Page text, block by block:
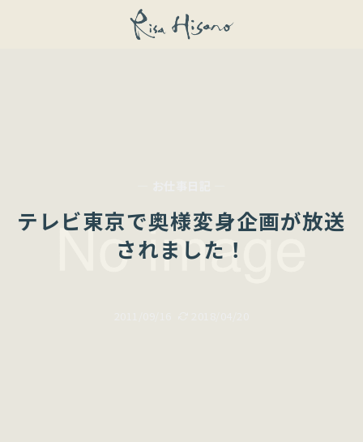
テレビ東京で奥様変身企画が放送
されました！